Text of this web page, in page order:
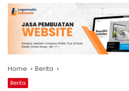
Home Berita
Berita